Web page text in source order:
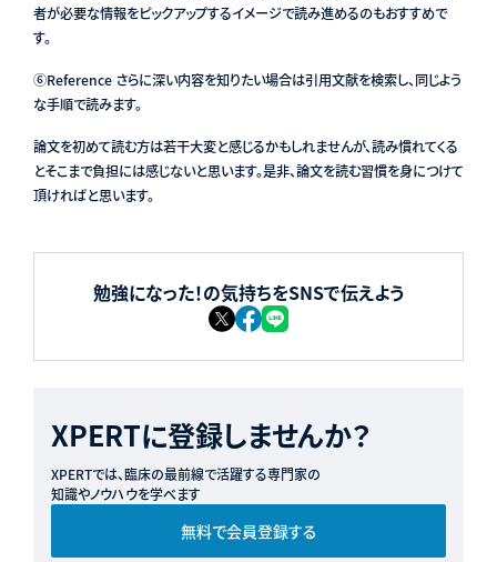
者が必要な情報をピックアップするイメージで読み進めるのもおすすめで
す。
⑥Reference さらに深い内容を知りたい場合は引用文献を検索し、同じよう
な手順で読みます。
論文を初めて読む方は若干大変と感じるかもしれませんが、読み慣れてくる
とそこまで負担には感じないと思います。是非、論文を読む習慣を身につけて
頂ければと思います。
勉強になった！の気持ちをSNSで伝えよう
XPERTに登録しませんか？
XPERTでは、臨床の最前線で活躍する専門家の
知識やノウハウを学べます
無料で会員登録する